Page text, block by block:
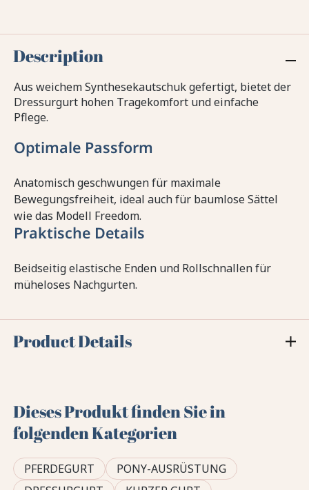
Description
Aus weichem Synthesekautschuk gefertigt, bietet der
Dressurgurt hohen Tragekomfort und einfache
Pflege.
Optimale Passform
Anatomisch geschwungen für maximale
Bewegungsfreiheit, ideal auch für baumlose Sättel
wie das Modell Freedom.
Praktische Details
Beidseitig elastische Enden und Rollschnallen für
müheloses Nachgurten.
Product Details
Dieses Produkt finden Sie in
folgenden Kategorien
PFERDEGURT
PONY-AUSRÜSTUNG